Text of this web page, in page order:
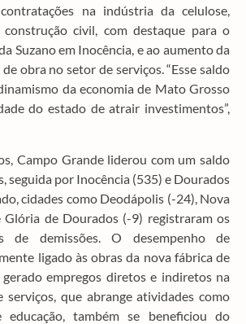
na indústria da celulose,
construção civil, com destaque para o
Suzano em Inocência, e ao aumento da
obra no setor de serviços. “Esse saldo
da economia de Mato Grosso
do estado de atrair investimentos”,
Campo Grande liderou com um saldo
seguida por Inocência (535) e Dourados
cidades como Deodápolis (-24), Nova
de Dourados (-9) registraram os
de demissões. O desempenho de
ligado às obras da nova fábrica de
empregos diretos e indiretos na
serviços, que abrange atividades como
educação, também se beneficiou do